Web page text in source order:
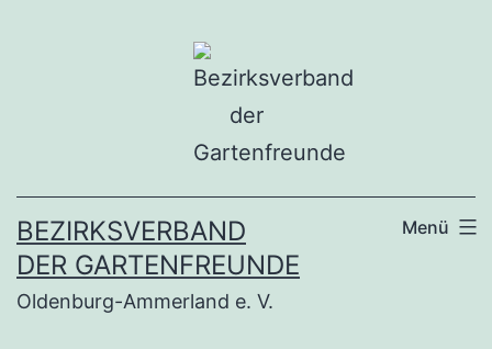
BEZIRKSVERBAND
DER GARTENFREUNDE
Oldenburg-Ammerland e. V.
Menü